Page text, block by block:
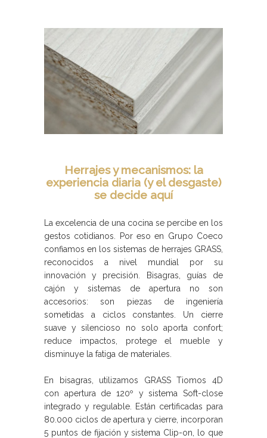
Herrajes y mecanismos: la
experiencia diaria (y el desgaste)
se decide aquí
La excelencia de una cocina se percibe en los
gestos cotidianos. Por eso en Grupo Coeco
confiamos en los sistemas de herrajes GRASS,
reconocidos a nivel mundial por su
innovación y precisión. Bisagras, guías de
cajón y sistemas de apertura no son
accesorios: son piezas de ingeniería
sometidas a ciclos constantes. Un cierre
suave y silencioso no solo aporta confort;
reduce impactos, protege el mueble y
disminuye la fatiga de materiales.
En bisagras, utilizamos GRASS Tiomos 4D
con apertura de 120º y sistema Soft-close
integrado y regulable. Están certificadas para
80.000 ciclos de apertura y cierre, incorporan
5 puntos de fijación y sistema Clip-on, lo que